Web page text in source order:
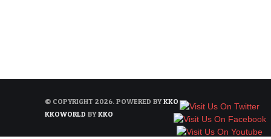
© COPYRIGHT 2026. POWERED BYKKO
KKOWORLD BYKKO